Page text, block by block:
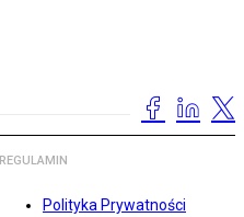
REGULAMIN
Polityka Prywatności